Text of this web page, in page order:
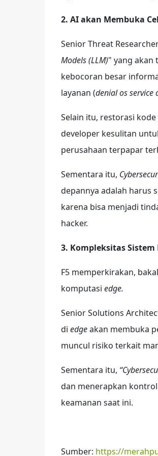
2. AI akan Membuka
Senior Threat
Models (LLM)" yang akan
kebocoran besar
layanan (denial os service
Selain itu, restorasi
developer kesulitan
perusahaan terpapar
Sementara itu,
depannya adalah harus
karena bisa menjadi
hacker.
3. Kompleksitas
F5 memperkirakan,
komputasi edge.
Senior Solutions
di edgeakan membuka
muncul risiko terkait
Sementara itu,
dan menerapkan
keamanan saat ini.
Sumber: https://